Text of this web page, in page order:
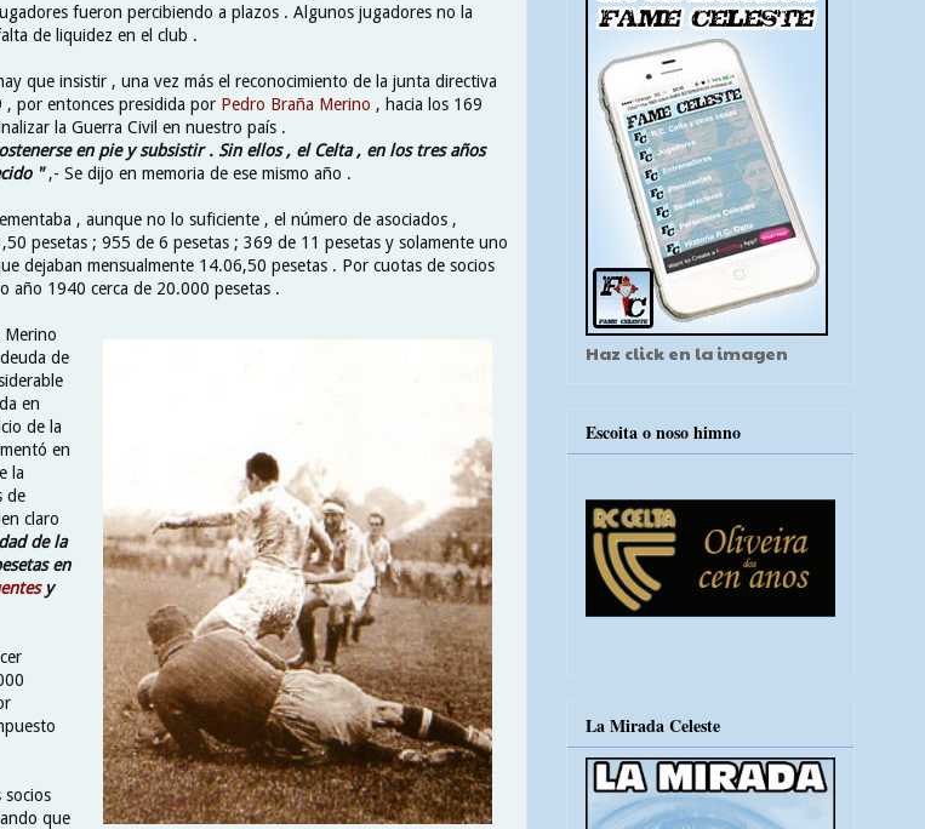
fueron percibiendo a plazos . Algunos jugadores no la
de liquidez en el club .
que insistir , una vez más el reconocimiento de la junta directiva
, por entonces presidida por Pedro Braña Merino , hacia los 169
la Guerra Civil en nuestro país .
en pie y subsistir . Sin ellos , el Celta , en los tres años
",- Se dijo en memoria de ese mismo año .
, aunque no lo suficiente , el número de asociados ,
pesetas ; 955 de 6 pesetas ; 369 de 11 pesetas y solamente uno
dejaban mensualmente 14.06,50 pesetas . Por cuotas de socios
año 1940 cerca de 20.000 pesetas .
Merino
de
en
de la
en
la
de
claro
de la
en
y
socios
que
Haz click en la imagen
Escoita o noso himno
La Mirada Celeste